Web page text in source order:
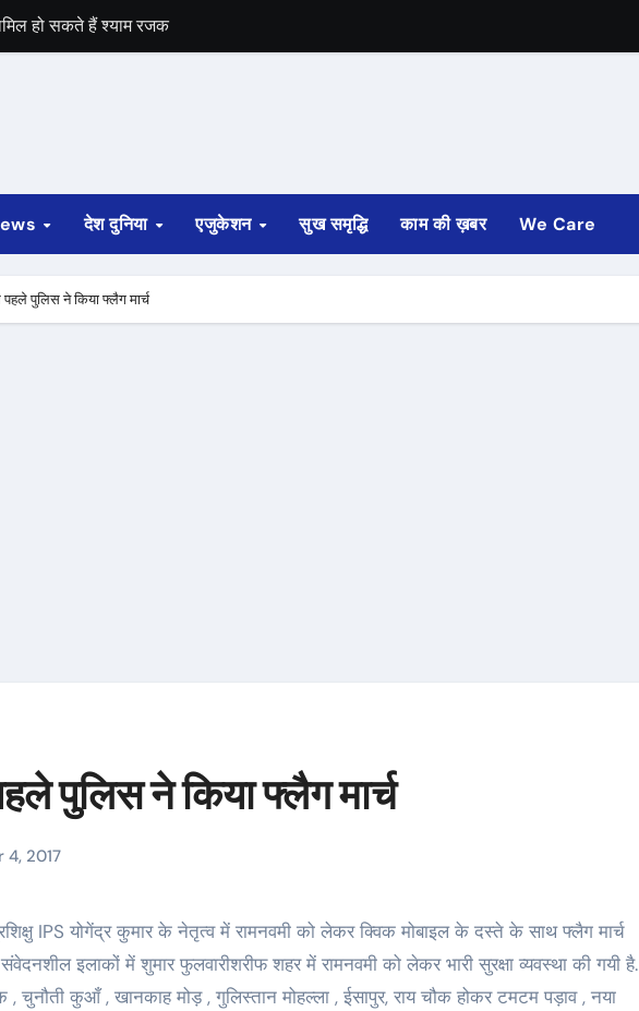
ने राजद से दिया इस्तीफा
देश दुनिया एजुकेशन सुख समृद्धि काम की ख़बर We Care
पहले पुलिस ने किया फ्लैग मार्च
पुलिस ने किया फ्लैग मार्च
4, 2017
इलाकों में शुमार फुलवारीशरीफ शहर में रामनवमी को लेकर भारी सुरक्षा व्यवस्था की गयी है.
चुनौती कुआँ , खानकाह मोड़ , गुलिस्तान मोहल्ला , ईसापुर, राय चौक होकर टमटम पड़ाव , नया